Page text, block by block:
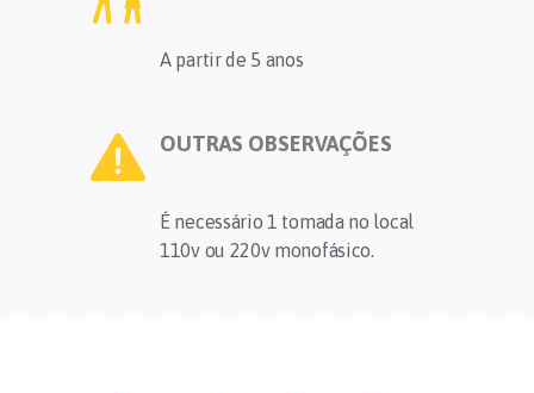
A partir de 5 anos
OUTRAS OBSERVAÇÕES
É necessário 1 tomada no local
110v ou 220v monofásico.